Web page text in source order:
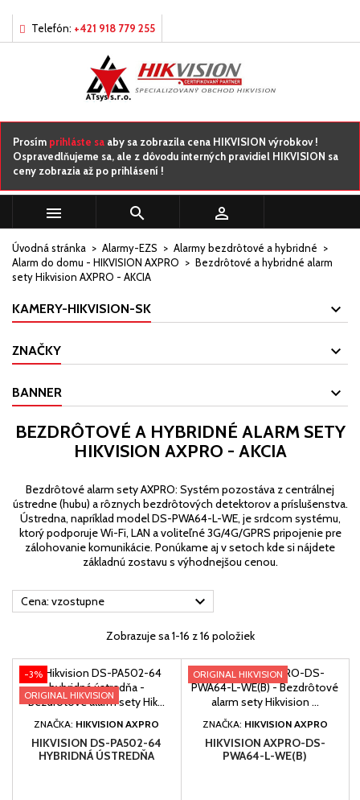
Telefón: +421 918 779 255
Prosím prihláste sa aby sa zobrazila cena HIKVISION výrobkov !
Ospravedlňujeme sa, ale z dôvodu interných pravidiel HIKVISION sa
ceny zobrazia až po prihlásení !
  
Úvodná stránka Alarmy-EZS
Alarmy bezdrôtové a hybridné
Alarm do domu - HIKVISION AXPRO
Bezdrôtové a hybridné alarm
sety Hikvision AXPRO - AKCIA
KAMERY-HIKVISION-SK
ZNAČKY
BANNER
BEZDRÔTOVÉ A HYBRIDNÉ ALARM SETY
HIKVISION AXPRO - AKCIA
Bezdrôtové alarm sety AXPRO: Systém pozostáva z centrálnej
ústredne (hubu) a rôznych bezdrôtových detektorov a príslušenstva.
Ústredna, napríklad model DS-PWA64-L-WE, je srdcom systému,
ktorý podporuje Wi-Fi, LAN a voliteľné 3G/4G/GPRS pripojenie pre
zálohovanie komunikácie. Ponúkame aj v setoch kde si nájdete
základnú zostavu s výhodnejšou cenou.
Cena: vzostupne 
Zobrazuje sa 1-16 z 16 položiek
-3%
ORIGINAL HIKVISION
ZNAČKA: HIKVISION AXPRO
HIKVISION DS-PA502-64
HYBRIDNÁ ÚSTREDŇA
ORIGINAL HIKVISION
ZNAČKA: HIKVISION AXPRO
HIKVISION AXPRO-DS-
PWA64-L-WE(B)
Môj zoznamy prianí
add_circle_outlineVytvorte nový zoznam
((modalTitle))
((confirmMessage))
((cancelText)) ((modalDeleteText))
((title))
((cancelText)) ((createText))
Prihlásiť sa
Musíte byť prihlásený, aby ste si mohli výrobky uložiť do
svojho zoznamu želaní.
((cancelText)) ((loginText))